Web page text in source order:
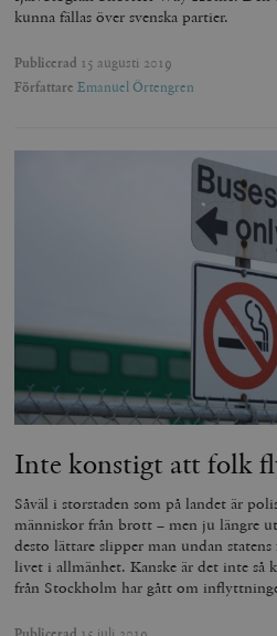
kunna fällas över svenska partier.
Publicerad 15 augusti 2019
Författare Emanuel Örtengren
Inte konstigt att folk
Såväl i storstaden som på landet är
människor från brott – men ju längre
desto lättare slipper man undan
livet i allmänhet. Kanske är det inte
från Stockholm har gått om